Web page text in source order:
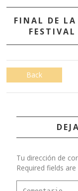
FINAL DE
Back
Tu dirección de
Required fields